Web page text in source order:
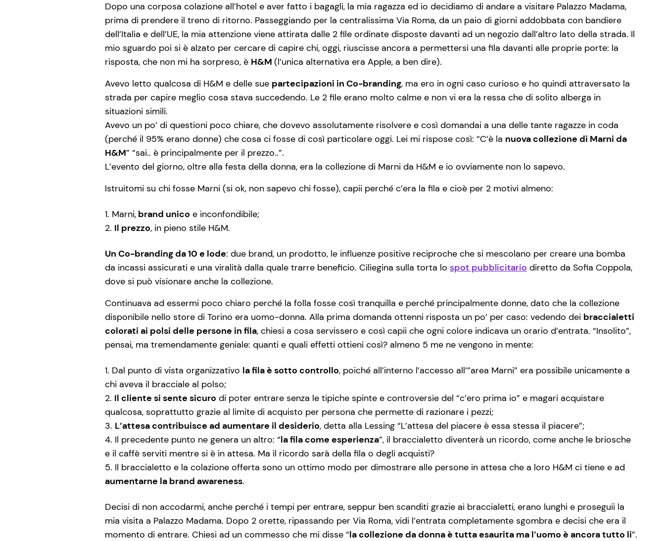
Dopo una corposa colazione all’hotel e aver fatto i bagagli, la mia ragazza ed io decidiamo di andare a visitare Palazzo Madama,
prima di prendere il treno di ritorno. Passeggiando per la centralissima Via Roma, da un paio di giorni addobbata con bandiere
dell’Italia e dell’UE, la mia attenzione viene attirata dalle 2 file ordinate disposte davanti ad un negozio dall’altro lato della strada. Il
mio sguardo poi si è alzato per cercare di capire chi, oggi, riuscisse ancora a permettersi una fila davanti alle proprie porte: la
risposta, che non mi ha sorpreso, è H&M (l’unica alternativa era Apple, a ben dire).
Avevo letto qualcosa di H&M e delle sue partecipazioni in Co-branding, ma ero in ogni caso curioso e ho quindi attraversato la
strada per capire meglio cosa stava succedendo. Le 2 file erano molto calme e non vi era la ressa che di solito alberga in
situazioni simili.
Avevo un po’ di questioni poco chiare, che dovevo assolutamente risolvere e così domandai a una delle tante ragazze in coda
(perché il 95% erano donne) che cosa ci fosse di così particolare oggi. Lei mi rispose così: “C’è la nuova collezione di Marni da
H&M” “sai.. è principalmente per il prezzo..”.
L’evento del giorno, oltre alla festa della donna, era la collezione di Marni da H&M e io ovviamente non lo sapevo.
Istruitomi su chi fosse Marni (si ok, non sapevo chi fosse), capii perché c’era la fila e cioè per 2 motivi almeno:
Marni, brand unico e inconfondibile;
Il prezzo, in pieno stile H&M.
Un Co-branding da 10 e lode: due brand, un prodotto, le influenze positive reciproche che si mescolano per creare una bomba
da incassi assicurati e una viralità dalla quale trarre beneficio. Ciliegina sulla torta lo spot pubblicitario diretto da Sofia Coppola,
dove si può visionare anche la collezione.
Continuava ad essermi poco chiaro perché la folla fosse così tranquilla e perché principalmente donne, dato che la collezione
disponibile nello store di Torino era uomo-donna. Alla prima domanda ottenni risposta un po’ per caso: vedendo dei braccialetti
colorati ai polsi delle persone in fila, chiesi a cosa servissero e così capii che ogni colore indicava un orario d’entrata. “Insolito”,
pensai, ma tremendamente geniale: quanti e quali effetti ottieni così? almeno 5 me ne vengono in mente:
Dal punto di vista organizzativo la fila è sotto controllo, poiché all’interno l’accesso all’”area Marni” era possibile unicamente a
chi aveva il bracciale al polso;
Il cliente si sente sicuro di poter entrare senza le tipiche spinte e controversie del “c’ero prima io” e magari acquistare
qualcosa, soprattutto grazie al limite di acquisto per persona che permette di razionare i pezzi;
L’attesa contribuisce ad aumentare il desiderio, detta alla Lessing “L’attesa del piacere è essa stessa il piacere”;
Il precedente punto ne genera un altro: “la fila come esperienza”, il braccialetto diventerà un ricordo, come anche le briosche
e il caffè serviti mentre si è in attesa. Ma il ricordo sarà della fila o degli acquisti?
Il braccialetto e la colazione offerta sono un ottimo modo per dimostrare alle persone in attesa che a loro H&M ci tiene e ad
aumentarne la brand awareness.
Decisi di non accodarmi, anche perché i tempi per entrare, seppur ben scanditi grazie ai braccialetti, erano lunghi e proseguii la
mia visita a Palazzo Madama. Dopo 2 orette, ripassando per Via Roma, vidi l’entrata completamente sgombra e decisi che era il
momento di entrare. Chiesi ad un commesso che mi disse “la collezione da donna è tutta esaurita ma l’uomo è ancora tutto li”.